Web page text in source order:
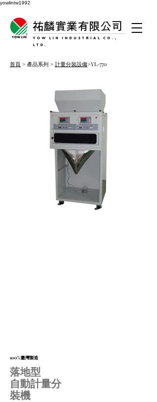
yowlintw1992
祐麟實業有限公司
YOW LIN INDUSTRIAL CO.,
LTD.
首頁 > 產品系列 > 計量分裝設備>YL-770
100%臺灣製造
落地型
自動計量分
裝機